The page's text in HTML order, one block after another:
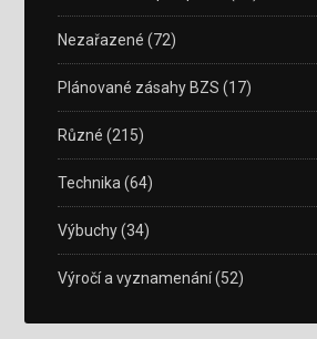
Nezařazené (72)
Plánované zásahy BZS (17)
Různé (215)
Technika (64)
Výbuchy(34)
Výročí a vyznamenání(52)